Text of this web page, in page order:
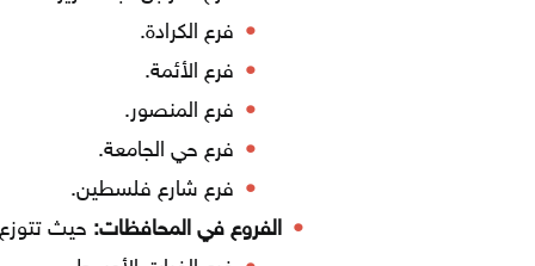
فرع الكرادة.
فرع الأئمة.
فرع المنصور.
فرع حي الجامعة.
فرع شارع فلسطين.
الفروع في المحافظات: حيث تتوزع 13 فرعاً